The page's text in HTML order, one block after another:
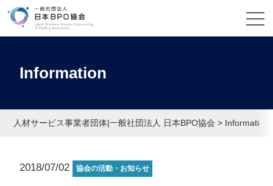
Information
人材サービス事業者団体|一般社団法人 日本BPO協会 > Information
2018/07/02 協会の活動・お知らせ